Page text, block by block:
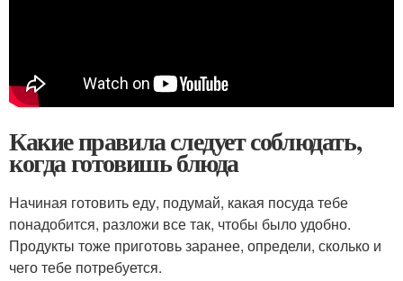
Какие правила следует соблюдать,
когда готовишь блюда
Начиная готовить еду, подумай, какая посуда тебе
понадобится, разложи все так, чтобы было удобно.
Продукты тоже приготовь заранее, определи, сколько и
чего тебе потребуется.